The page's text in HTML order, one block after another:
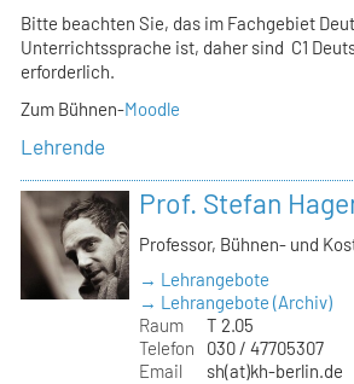
Bitte beachten Sie, das im Fachgebiet
Unterrichtssprache ist, daher sind C1
erforderlich.
Zum Bühnen-Moodle
Lehrende
Prof. Stefan
Professor, Bühnen- und
→ Lehrangebote
→ Lehrangebote (Archiv)
Raum
T 2.05
Telefon
030 / 47705307
Email
sh(at)kh-berlin.de